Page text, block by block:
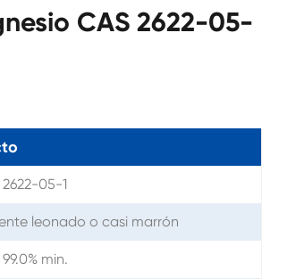
CAS 2622-05-
2622-05-1
leonado o casi marrón
99.0% min.